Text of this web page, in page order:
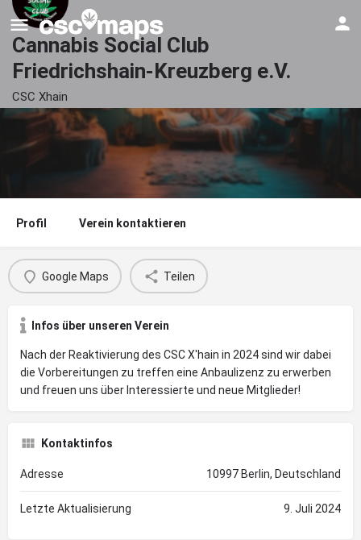
Cannabis Social Club
Friedrichshain-Kreuzberg e.V.
CSC Xhain
Profil Verein kontaktieren
Google Maps Teilen
Infos über unseren Verein
Nach der Reaktivierung des CSC X'hain in 2024 sind wir dabei
die Vorbereitungen zu treffen eine Anbaulizenz zu erwerben
und freuen uns über Interessierte und neue Mitglieder!
Kontaktinfos
Adresse 10997 Berlin, Deutschland
Letzte Aktualisierung 9. Juli 2024